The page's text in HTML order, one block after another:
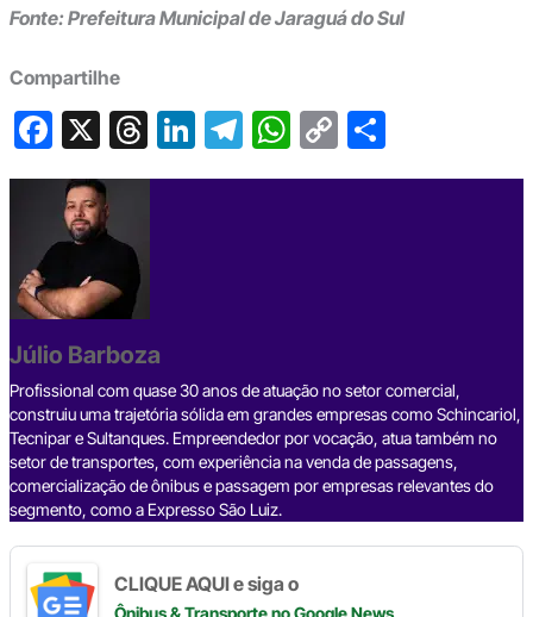
Fonte: Prefeitura Municipal de Jaraguá do Sul
Compartilhe
F
a
c
e
b
o
o
k
X T
hr
s
Li
n
T
el
W
h
C
o
S
h
Júlio Barboza
Profissional com quase 30 anos de atuação no setor comercial,
construiu uma trajetória sólida em grandes empresas como Schincariol,
Tecnipar e Sultanques. Empreendedor por vocação, atua também no
setor de transportes, com experiência na venda de passagens,
comercialização de ônibus e passagem por empresas relevantes do
segmento, como a Expresso São Luiz.
CLIQUE AQUI e siga o
Ônibus & Transporteno Google News